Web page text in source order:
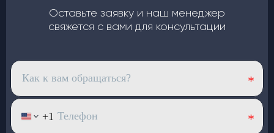
Оставьте заявку и наш менеджер
свяжется с вами для консультации